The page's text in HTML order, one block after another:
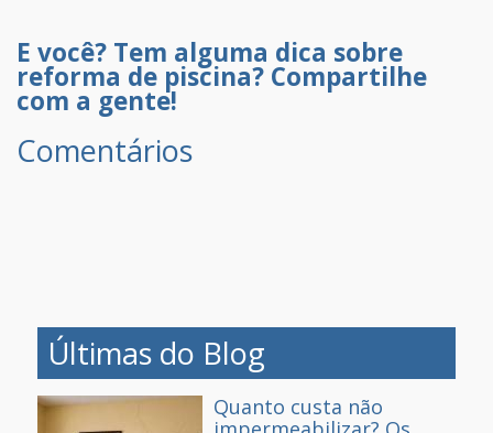
E você? Tem alguma dica sobre
reforma de piscina? Compartilhe
com a gente!
Comentários
Últimas do Blog
Quanto custa não